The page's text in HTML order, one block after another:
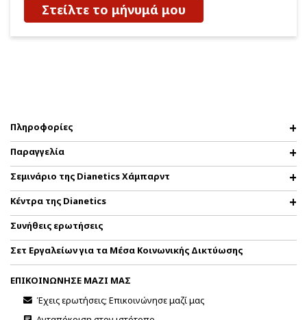
Στείλτε το μήνυμά μου
Πληροφορίες
Παραγγελία
Σεμινάριο της Dianetics Χάμπαρντ
Κέντρα της Dianetics
Συνήθεις ερωτήσεις
Σετ Εργαλείων για τα Μέσα Κοινωνικής Δικτύωσης
ΕΠΙΚΟΙΝΩΝΗΣΕ ΜΑΖΙ ΜΑΣ
Έχεις ερωτήσεις; Επικοινώνησε μαζί μας